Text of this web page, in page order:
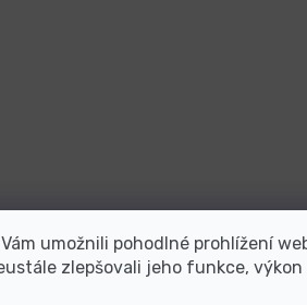
umožnili pohodlné prohlížení
zlepšovali jeho funkce, výkon